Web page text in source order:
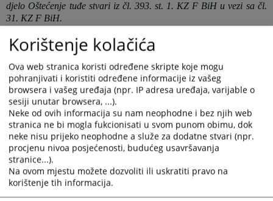
djelo Oštećenje tuđe stvariiz čl. 393. st. 1. KZ F BiH u vezi sa čl.
31. KZ F BiH.
Napomena
„Prema načelu pretpostavke nevinosti iz čl. 3. st. 1. ZKP-a F
BiH, svatko se smatra nevinim za kazneno djelo dok se
pravomoćnom presudom suda ne utvrdi njegova krivnja, radi čega
potvrđivanjem optužnice protiv određene osobe za konkretno
kazneno djelo, ne predstavlja njenu kaznenu odgovornost za
počinjenje kaznenog djela, jer se krivnja počinitelja utvrđuje
pravomoćnom presudom.“
Prikazana vijest je na Hrvatski jezik
Prateći dokumenti
Korištenje kolačića
Ova web stranica koristi određene skripte koje mogu
pohranjivati i koristiti određene informacije iz vašeg
browsera i vašeg uređaja (npr. IP adresa uređaja, varijable o
sesiji unutar browsera, ...).
Neke od ovih informacija su nam neophodne i bez njih web
stranica ne bi mogla fukcionisati u svom punom obimu, dok
neke nisu prijeko neophodne a služe za dodatne stvari (npr.
procjenu nivoa posjećenosti, budućeg usavršavanja
stranice...).
Na ovom mjestu možete dozvoliti ili uskratiti pravo na
korištenje tih informacija.